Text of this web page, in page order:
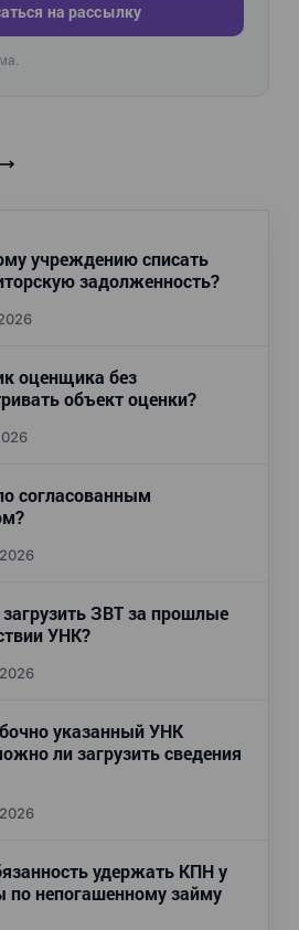
на рассылку
учреждению списать
задолженность?
оценщика без
объект оценки?
согласованным
ЗВТ за прошлые
УНК?
указанный УНК
ли загрузить сведения
удержать КПН у
по непогашенному займу